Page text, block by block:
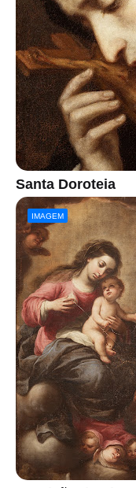
Santa Doroteia
IMAGEM